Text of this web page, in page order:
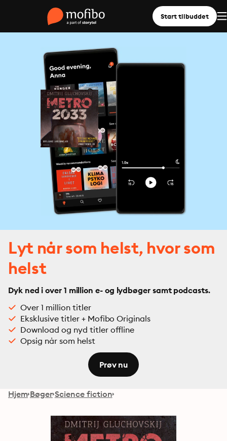
Start tilbuddet
Lyt når som helst, hvor som
helst
Dyk ned i over 1 million e- og lydbøger samt podcasts.
Over 1 million titler
Eksklusive titler + Mofibo Originals
Download og nyd titler offline
Opsig når som helst
Prøv nu
Hjem Bøger Science fiction